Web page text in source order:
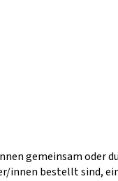
gemeinsam oder
innen bestellt sind,